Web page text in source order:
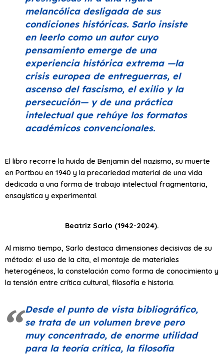
melancólica desligada de sus
condiciones históricas. Sarlo insiste
en leerlo como un autor cuyo
pensamiento emerge de una
experiencia histórica extrema —la
crisis europea de entreguerras, el
ascenso del fascismo, el exilio y la
persecución— y de una práctica
intelectual que rehúye los formatos
académicos convencionales.
El libro recorre la huida de Benjamin del nazismo, su muerte
en Portbou en 1940 y la precariedad material de una vida
dedicada a una forma de trabajo intelectual fragmentaria,
ensayística y experimental.
Beatriz Sarlo (1942-2024).
Al mismo tiempo, Sarlo destaca dimensiones decisivas de su
método: el uso de la cita, el montaje de materiales
heterogéneos, la constelación como forma de conocimiento y
la tensión entre crítica cultural, filosofía e historia.
Desde el punto de vista bibliográfico,
se trata de un volumen breve pero
muy concentrado, de enorme utilidad
para la teoría crítica, la filosofía